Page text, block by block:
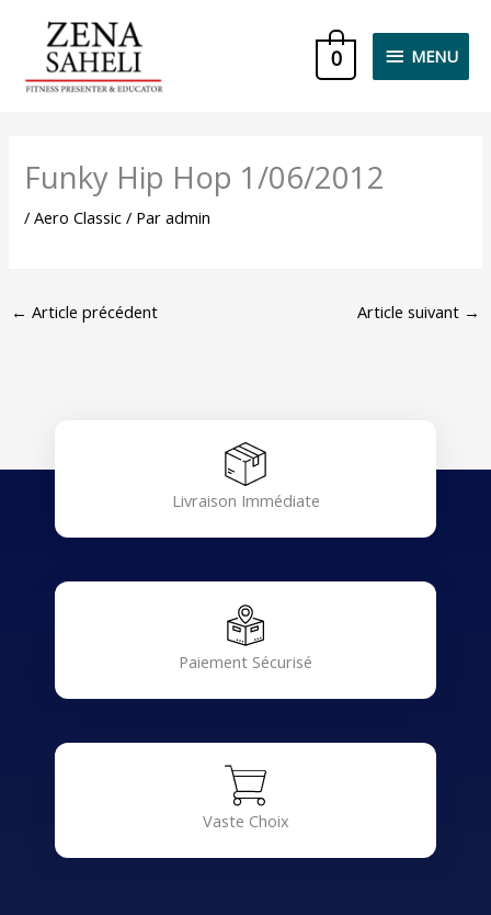
contenu
MENU
MENU
0
Funky Hip Hop 1/06/2012
/Aero Classic / Paradmin
← Article précédent Article suivant →
Livraison Immédiate
Paiement Sécurisé
Vaste Choix